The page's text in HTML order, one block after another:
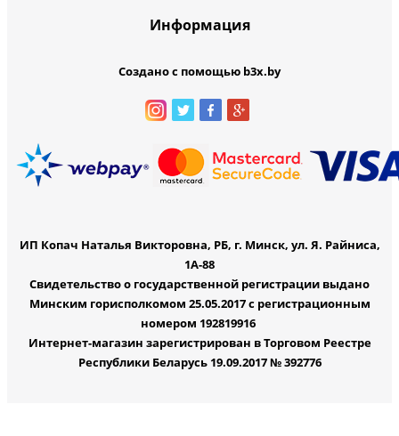
Информация
Создано с помощью b3x.by
ИП Копач Наталья Викторовна, РБ, г. Минск, ул. Я. Райниса,
1А-88
Свидетельство о государственной регистрации выдано
Минским горисполкомом 25.05.2017 с регистрационным
номером 192819916
Интернет-магазин зарегистрирован в Торговом Реестре
Республики Беларусь 19.09.2017 № 392776